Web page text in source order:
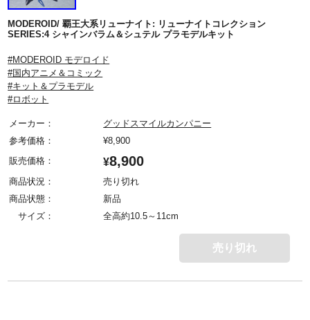
MODEROID/ 覇王大系リューナイト: リューナイトコレクション
SERIES:4 シャインバラム＆シュテル プラモデルキット
#MODEROID モデロイド
#国内アニメ＆コミック
#キット＆プラモデル
#ロボット
メーカー：
グッドスマイルカンパニー
参考価格：
¥8,900
販売価格：
¥8,900
商品状況：
売り切れ
商品状態：
新品
サイズ：
全高約10.5～11cm
売り切れ